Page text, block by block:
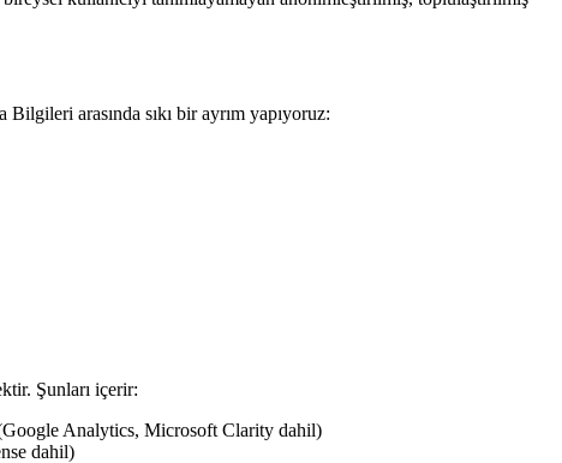
arasında sıkı bir ayrım yapıyoruz:
Şunları içerir:
Analytics, Microsoft Clarity dahil)
dahil)